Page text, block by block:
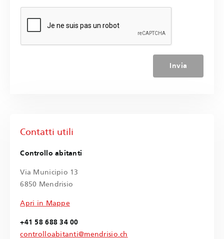
Invia
Contatti utili
Controllo abitanti
Via Municipio 13
6850 Mendrisio
Apri in Mappe
+41 58 688 34 00
controlloabitanti@mendrisio.ch